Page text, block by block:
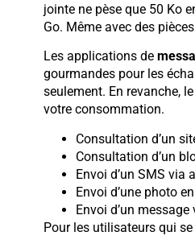
jointe ne pèse que 50 Ko
Go. Même avec des
Les applications de
gourmandes pour les
seulement. En revanche,
votre consommation.
Consultation d’un
Consultation d’un
Envoi d’un SMS via
Envoi d’une photo
Envoi d’un
Pour les utilisateurs qui